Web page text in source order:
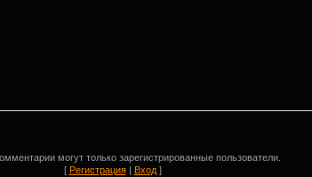
могут только зарегистрированные пользователи.
[ Регистрация| Вход]